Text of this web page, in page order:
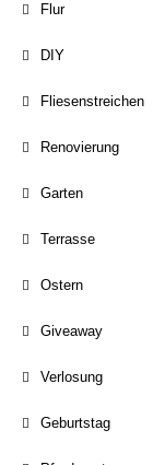
Flur
DIY
Fliesenstreichen
Renovierung
Garten
Terrasse
Ostern
Giveaway
Verlosung
Geburtstag